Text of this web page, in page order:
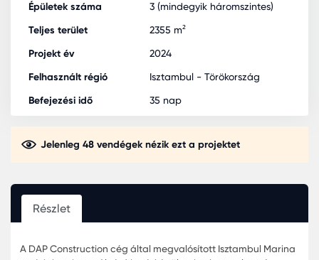
Épületek száma 3 (mindegyik háromszintes)
Teljes terület 2355 m²
Projekt év 2024
Felhasznált régió Isztambul - Törökország
Befejezési idő 35 nap
Jelenleg 48 vendégek nézik ezt a projektet
Részlet